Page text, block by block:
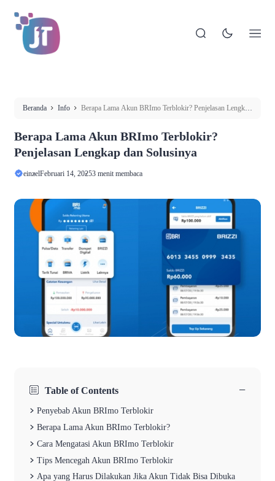
Beranda Info
Berapa Lama Akun BRImo Terblokir? Penjelasan Lengkap
Berapa Lama Akun BRImo Terblokir?
Penjelasan Lengkap dan Solusinya
einzelFebruari 14, 20253 menit membaca
Table of Contents −
Penyebab Akun BRImo Terblokir
Berapa Lama Akun BRImo Terblokir?
Cara Mengatasi Akun BRImo Terblokir
Tips Mencegah Akun BRImo Terblokir
Apa yang Harus Dilakukan Jika Akun Tidak Bisa Dibuka